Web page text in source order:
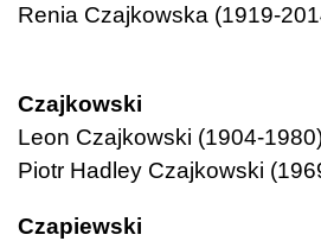
Renia Czajkowska (1919-
Czajkowski
Leon Czajkowski (1904-
Piotr Hadley Czajkowski
Czapiewski